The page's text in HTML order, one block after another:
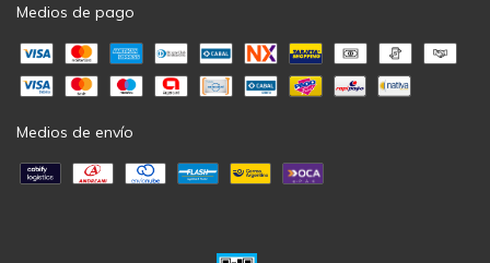
Medios de pago
Medios de envío